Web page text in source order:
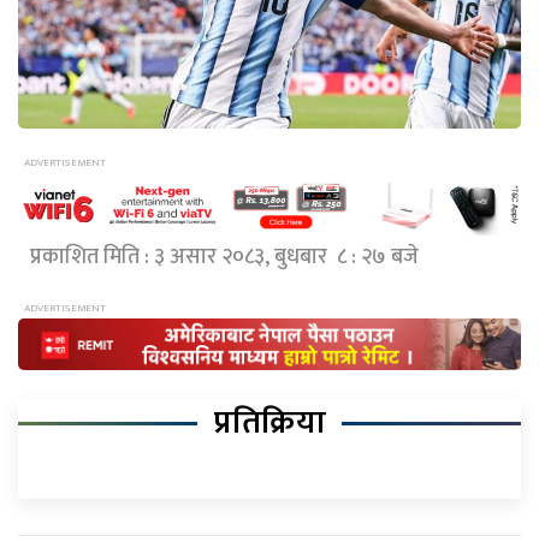
प्रकाशित मिति : ३ असार २०८३, बुधबार ८ : २७ बजे
प्रतिक्रिया